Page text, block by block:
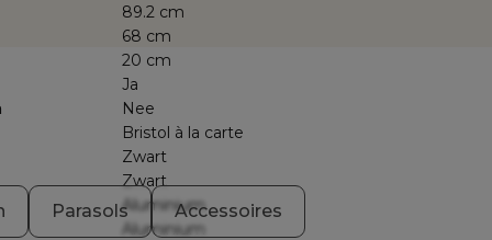
89.2 cm
68 cm
20 cm
Ja
Nee
Bristol à la carte
Zwart
Zwart
Aluminium
Aluminium
Parasols Accessoires